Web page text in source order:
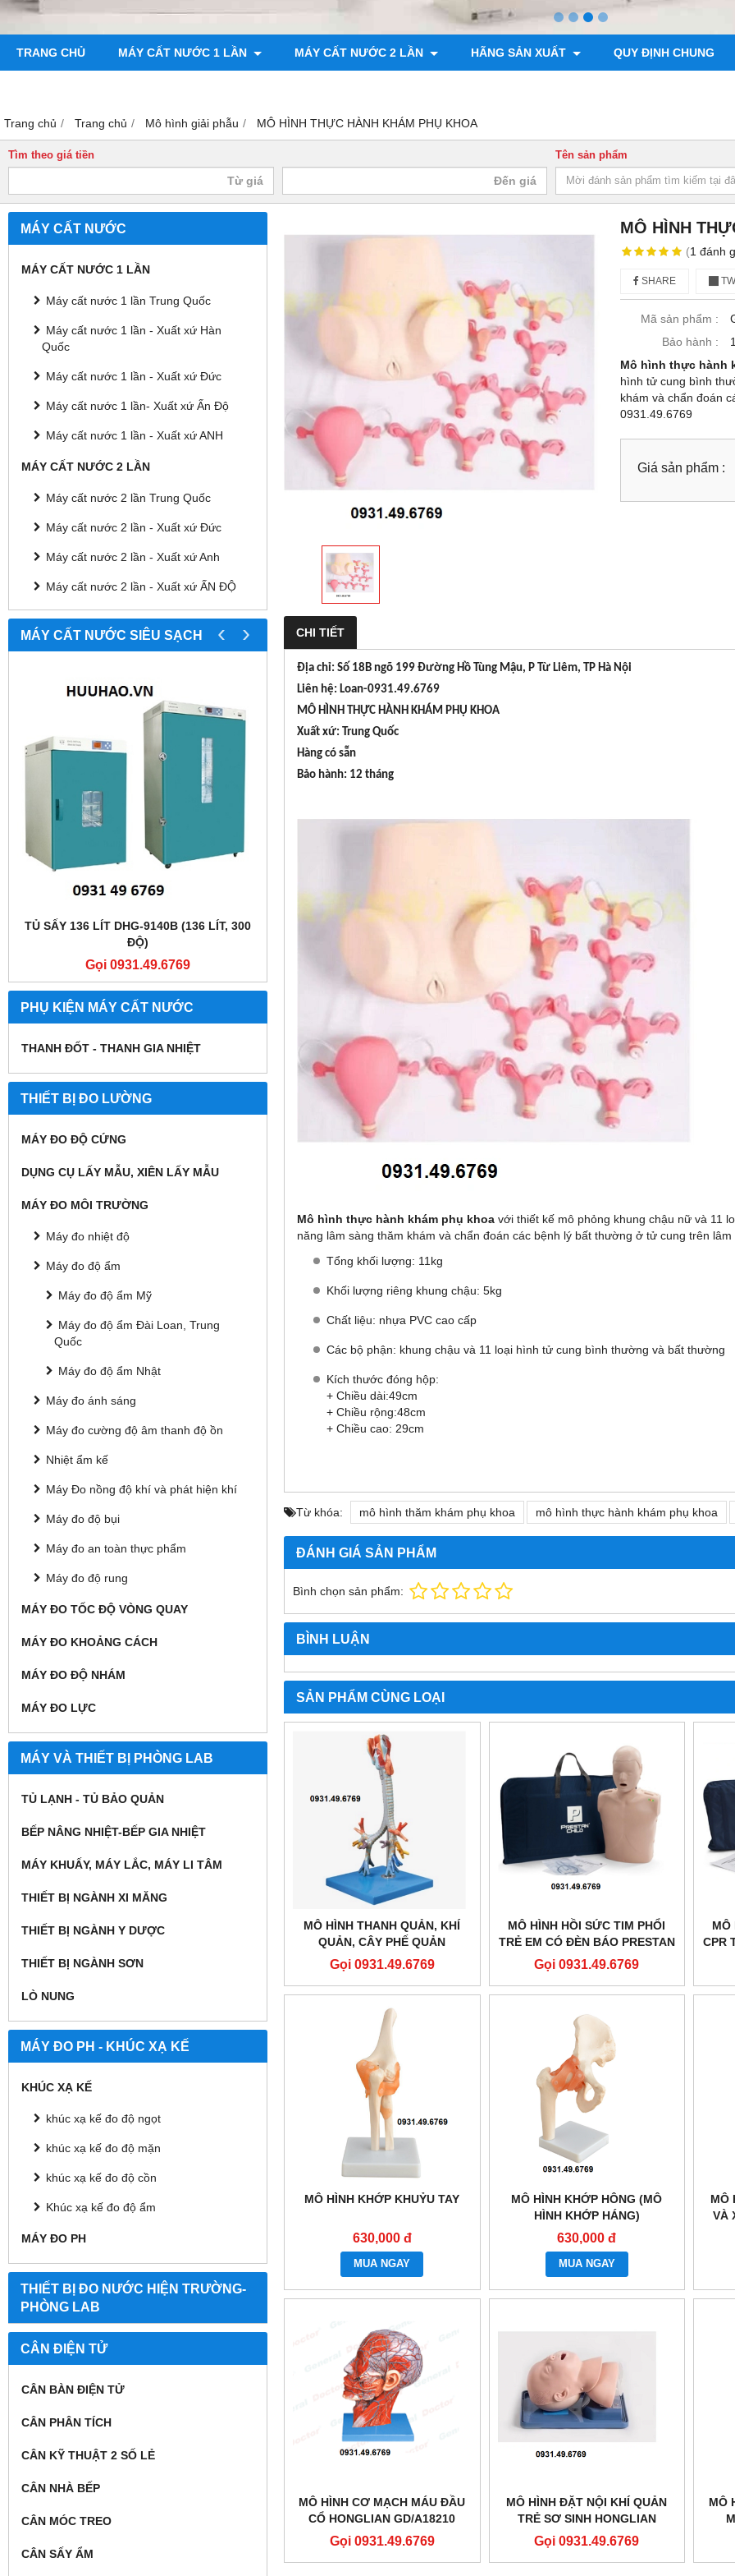
TRANG CHỦ MÁY CẤT NƯỚC 1 LẦN MÁY CẤT NƯỚC 2 LẦN HÃNG SẢN XUẤT QUY ĐỊNH CHUNG
Trang chủ Trang chủ Mô hình giải phẫu MÔ HÌNH THỰC HÀNH KHÁM PHỤ KHOA
Tìm theo giá tiền Tên sản phẩm
MÁY CẤT NƯỚC
MÁY CẤT NƯỚC 1 LẦN
Máy cất nước 1 lần Trung Quốc
Máy cất nước 1 lần - Xuất xứ Hàn
Quốc
Máy cất nước 1 lần - Xuất xứ Đức
Máy cất nước 1 lần- Xuất xứ Ấn Độ
Máy cất nước 1 lần - Xuất xứ ANH
MÁY CẤT NƯỚC 2 LẦN
Máy cất nước 2 lần Trung Quốc
Máy cất nước 2 lần - Xuất xứ Đức
Máy cất nước 2 lần - Xuất xứ Anh
Máy cất nước 2 lần - Xuất xứ ẤN ĐỘ
MÁY CẤT NƯỚC SIÊU SẠCH
TỦ SẤY 136 LÍT DHG-9140B (136 LÍT, 300
ĐỘ)
Gọi 0931.49.6769
TỦ SẤY 136 LÍT DHG-9140B (136 LÍT, 300
TỦ SẤY 136 LÍT DHG-9140B (136
Gọi 0931.49.6769
‹ ›
PHỤ KIỆN MÁY CẤT NƯỚC
THANH ĐỐT - THANH GIA NHIỆT
THIẾT BỊ ĐO LƯỜNG
MÁY ĐO ĐỘ CỨNG
DỤNG CỤ LẤY MẪU, XIÊN LẤY MẪU
MÁY ĐO MÔI TRƯỜNG
Máy đo nhiệt độ
Máy đo độ ẩm
Máy đo độ ẩm Mỹ
Máy đo độ ẩm Đài Loan, Trung
Quốc
Máy đo độ ẩm Nhật
Máy đo ánh sáng
Máy đo cường độ âm thanh độ ồn
Nhiệt ẩm kế
Máy Đo nồng độ khí và phát hiện khí
Máy đo độ bụi
Máy đo an toàn thực phẩm
Máy đo độ rung
MÁY ĐO TỐC ĐỘ VÒNG QUAY
MÁY ĐO KHOẢNG CÁCH
MÁY ĐO ĐỘ NHÁM
MÁY ĐO LỰC
MÁY VÀ THIẾT BỊ PHÒNG LAB
TỦ LẠNH - TỦ BẢO QUẢN
BẾP NÂNG NHIỆT-BẾP GIA NHIỆT
MÁY KHUẤY, MÁY LẮC, MÁY LI TÂM
THIẾT BỊ NGÀNH XI MĂNG
THIẾT BỊ NGÀNH Y DƯỢC
THIẾT BỊ NGÀNH SƠN
LÒ NUNG
MÁY ĐO PH - KHÚC XẠ KẾ
KHÚC XẠ KẾ
khúc xạ kế đo độ ngọt
khúc xạ kế đo độ mặn
khúc xạ kế đo độ cồn
Khúc xạ kế đo độ ẩm
MÁY ĐO PH
THIẾT BỊ ĐO NƯỚC HIỆN TRƯỜNG-
PHÒNG LAB
CÂN ĐIỆN TỬ
CÂN BÀN ĐIỆN TỬ
CÂN PHÂN TÍCH
CÂN KỸ THUẬT 2 SỐ LẺ
CÂN NHÀ BẾP
CÂN MÓC TREO
CÂN SẤY ẨM
MÔ HÌNH
(1đánh
SHARE
Mã sản phẩm :
Bảo hành :
Mô hình thực hành
hình tử cung bình
khám và chẩn đoán
0931.49.6769
Giá sản phẩm :
CHI TIẾT
Địa chỉ: Số 18B ngõ 199 Đường Hồ Tùng Mậu, P Từ Liêm, TP Hà Nội
Liên hệ: Loan-0931.49.6769
MÔ HÌNH THỰC HÀNH KHÁM PHỤ KHOA
Xuất xứ: Trung Quốc
Hàng có sẵn
Bảo hành: 12 tháng
Mô hình thực hành khám phụ khoa với thiết kế mô phỏng khung chậu nữ và 11
năng lâm sàng thăm khám và chẩn đoán các bệnh lý bất thường ở tử cung trên lâm
Tổng khối lượng: 11kg
Khối lượng riêng khung chậu: 5kg
Chất liệu: nhựa PVC cao cấp
Các bộ phận: khung chậu và 11 loại hình tử cung bình thường và bất thường
Kích thước đóng hộp:
+ Chiều dài:49cm
+ Chiều rộng:48cm
+ Chiều cao: 29cm
Từ khóa: mô hình thăm khám phụ khoa mô hình thực hành khám phụ khoa
ĐÁNH GIÁ SẢN PHẨM
Bình chọn sản phẩm:
BÌNH LUẬN
SẢN PHẨM CÙNG LOẠI
MÔ HÌNH THANH QUẢN, KHÍ
QUẢN, CÂY PHẾ QUẢN
HONGLIAN GD/A13006
Gọi 0931.49.6769
MÔ HÌNH HỒI SỨC TIM PHỔI
TRẺ EM CÓ ĐÈN BÁO PRESTAN
PP-CM-100M-MS
Gọi 0931.49.6769
MÔ
CPR
MÔ HÌNH KHỚP KHUỶU TAY
630,000 đ
MUA NGAY
MÔ HÌNH KHỚP HÔNG (MÔ
HÌNH KHỚP HÁNG)
630,000 đ
MUA NGAY
MÔ
VÀ
MÔ HÌNH CƠ MẠCH MÁU ĐẦU
CỔ HONGLIAN GD/A18210
Gọi 0931.49.6769
MÔ HÌNH ĐẶT NỘI KHÍ QUẢN
TRẺ SƠ SINH HONGLIAN
GD/J10
Gọi 0931.49.6769
MÔ